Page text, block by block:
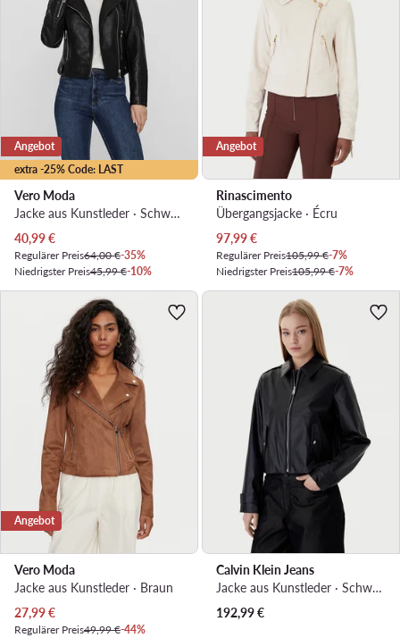
extra -25% Code: LAST
Angebot
Vero Moda
Jacke aus Kunstleder · Schwarz
Aktueller Preis
40,99€
Regulärer Preis64,00 €-35%
Niedrigster Preis45,99 €-10%
Angebot
Rinascimento
Übergangsjacke · Écru
Aktueller Preis
97,99€
Regulärer Preis105,99 €-7%
Niedrigster Preis105,99 €-7%
Angebot
Vero Moda
Jacke aus Kunstleder · Braun
Aktueller Preis
27,99€
Regulärer Preis49,99 €-44%
Calvin Klein Jeans
Jacke aus Kunstleder · Schwarz
192,99€